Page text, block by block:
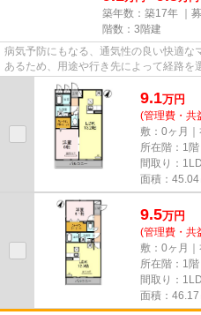
築年数：築17年 ｜募
階数：3階建
病気予防にもなる、通気性の良い快適な
あるため、用途や行き先によって経路
由に使うことができます。賃貸...
9.1万円
(管理費・共
敷：0ヶ月
所在階：1階
間取り：
面積：45.04
9.5万円
(管理費・共
敷：0ヶ月
所在階：1階
間取り：
面積：46.17